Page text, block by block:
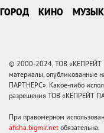
ГОРОД КИНО
© 2000-2024, ТОВ «КЕПРЕЙТ
материалы, опубликованные
ПАРТНЕРС». Какое-либо
разрешения ТОВ «КЕПРЕЙТ
При правомерном
afisha.bigmir.net обязательна.